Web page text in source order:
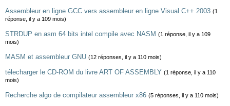
Assembleur en ligne GCC vers assembleur en ligne Visual C++ 2003 (1
réponse, il y a 109 mois)
STRDUP en asm 64 bits intel compile avec NASM (1 réponse, il y a 109
mois)
MASM et assembleur GNU (12 réponses, il y a 110 mois)
télecharger le CD-ROM du livre ART OF ASSEMBLY (1 réponse, il y a 110
mois)
Recherche algo de compilateur assembleur x86 (5 réponses, il y a 110 mois)